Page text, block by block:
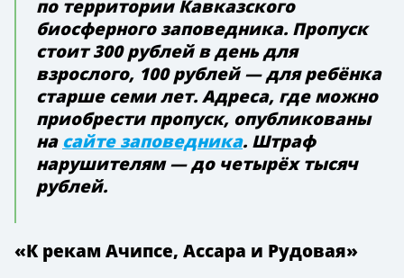
по территории Кавказского
биосферного заповедника. Пропуск
стоит 300 рублей в день для
взрослого, 100 рублей — для ребёнка
старше семи лет. Адреса, где можно
приобрести пропуск, опубликованы
на сайте заповедника. Штраф
нарушителям — до четырёх тысяч
рублей.
«К рекам Ачипсе, Ассара и Рудовая»